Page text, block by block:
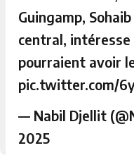
Guingamp,
central, intéresse
pourraient avoir
pic.twitter.com/
— Nabil Djellit
2025